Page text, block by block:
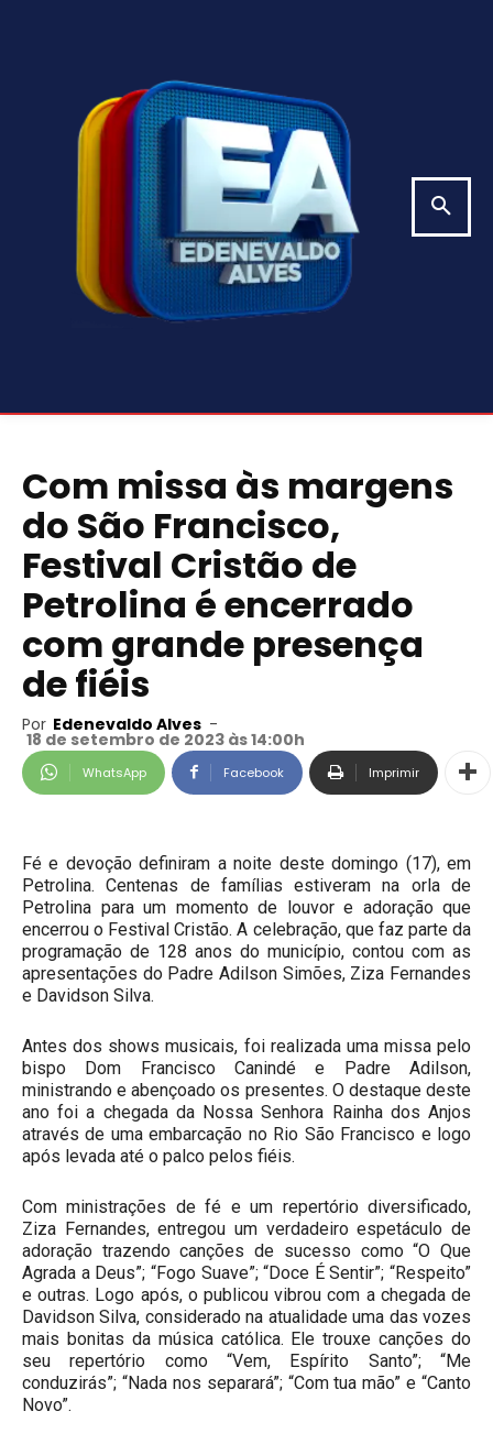
Com missa às margens
do São Francisco,
Festival Cristão de
Petrolina é encerrado
com grande presença
de fiéis
Por Edenevaldo Alves -
18 de setembro de 2023 às 14:00h
WhatsApp Facebook Imprimir
Fé e devoção definiram a noite deste domingo (17), em
Petrolina. Centenas de famílias estiveram na orla de
Petrolina para um momento de louvor e adoração que
encerrou o Festival Cristão. A celebração, que faz parte da
programação de 128 anos do município, contou com as
apresentações do Padre Adilson Simões, Ziza Fernandes
e Davidson Silva.
Antes dos shows musicais, foi realizada uma missa pelo
bispo Dom Francisco Canindé e Padre Adilson,
ministrando e abençoado os presentes. O destaque deste
ano foi a chegada da Nossa Senhora Rainha dos Anjos
através de uma embarcação no Rio São Francisco e logo
após levada até o palco pelos fiéis.
Com ministrações de fé e um repertório diversificado,
Ziza Fernandes, entregou um verdadeiro espetáculo de
adoração trazendo canções de sucesso como “O Que
Agrada a Deus”; “Fogo Suave”; “Doce É Sentir”; “Respeito”
e outras. Logo após, o publicou vibrou com a chegada de
Davidson Silva, considerado na atualidade uma das vozes
mais bonitas da música católica. Ele trouxe canções do
seu repertório como “Vem, Espírito Santo”; “Me
conduzirás”; “Nada nos separará”; “Com tua mão” e “Canto
Novo”.